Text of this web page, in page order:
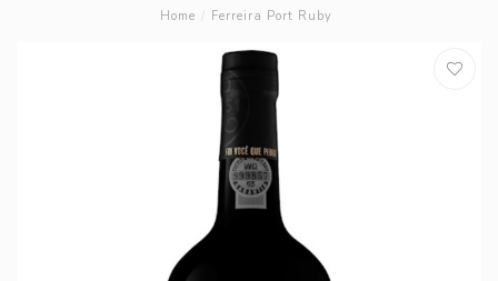
Home / Ferreira Port Ruby